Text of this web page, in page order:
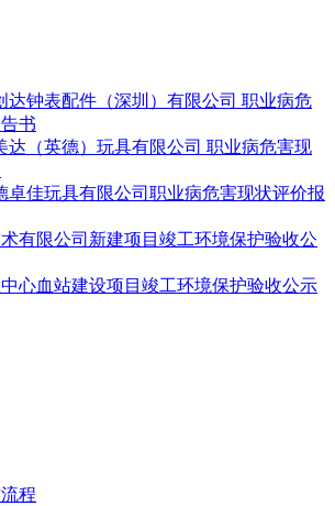
达钟表配件（深圳）有限公司 职业病危
书
达（英德）玩具有限公司 职业病危害现
卓佳玩具有限公司职业病危害现状评价报
有限公司新建项目竣工环境保护验收公
心血站建设项目竣工环境保护验收公示
程